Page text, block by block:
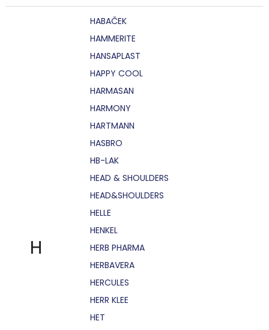
H
HABAČEK
HAMMERITE
HANSAPLAST
HAPPY COOL
HARMASAN
HARMONY
HARTMANN
HASBRO
HB-LAK
HEAD & SHOULDERS
HEAD&SHOULDERS
HELLE
HENKEL
HERB PHARMA
HERBAVERA
HERCULES
HERR KLEE
HET